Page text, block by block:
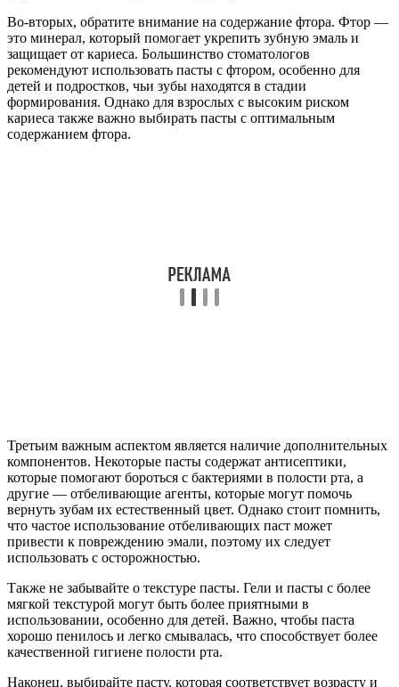
Во-вторых, обратите внимание на содержание фтора. Фтор —
это минерал, который помогает укрепить зубную эмаль и
защищает от кариеса. Большинство стоматологов
рекомендуют использовать пасты с фтором, особенно для
детей и подростков, чьи зубы находятся в стадии
формирования. Однако для взрослых с высоким риском
кариеса также важно выбирать пасты с оптимальным
содержанием фтора.
Третьим важным аспектом является наличие дополнительных
компонентов. Некоторые пасты содержат антисептики,
которые помогают бороться с бактериями в полости рта, а
другие — отбеливающие агенты, которые могут помочь
вернуть зубам их естественный цвет. Однако стоит помнить,
что частое использование отбеливающих паст может
привести к повреждению эмали, поэтому их следует
использовать с осторожностью.
Также не забывайте о текстуре пасты. Гели и пасты с более
мягкой текстурой могут быть более приятными в
использовании, особенно для детей. Важно, чтобы паста
хорошо пенилось и легко смывалась, что способствует более
качественной гигиене полости рта.
Наконец, выбирайте пасту, которая соответствует возрасту и